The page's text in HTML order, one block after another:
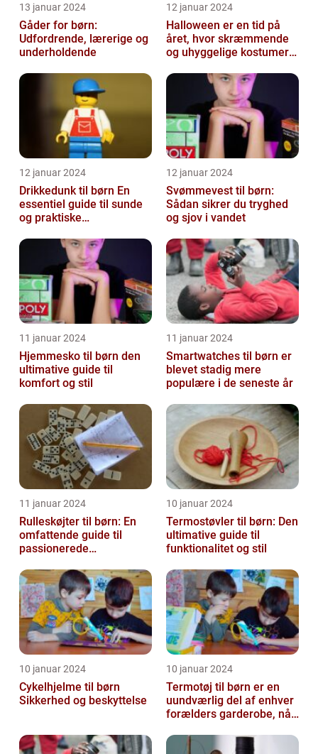
13 januar 2024
Gåder for børn:
Udfordrende, lærerige og
underholdende
12 januar 2024
Halloween er en tid på
året, hvor skræmmende
og uhyggelige kostumer
12 januar 2024
Drikkedunk til børn En
essentiel guide til sunde
og praktiske
12 januar 2024
Svømmevest til børn:
Sådan sikrer du tryghed
og sjov i vandet
11 januar 2024
Hjemmesko til børn den
ultimative guide til
komfort og stil
11 januar 2024
Smartwatches til børn er
blevet stadig mere
populære i de seneste år
11 januar 2024
Rulleskøjter til børn: En
omfattende guide til
passionerede
10 januar 2024
Termostøvler til børn: Den
ultimative guide til
funktionalitet og stil
10 januar 2024
Cykelhjelme til børn
Sikkerhed og beskyttelse
10 januar 2024
Termotøj til børn er en
uundværlig del af enhver
forælders garderobe, når
de...